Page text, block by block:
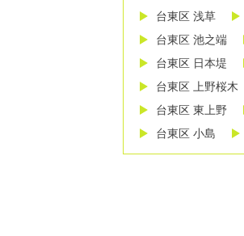
台東区 浅草
台東区 池之端
台東区 日本堤
台東区 上野桜木
台東区 東上野
台東区 小島